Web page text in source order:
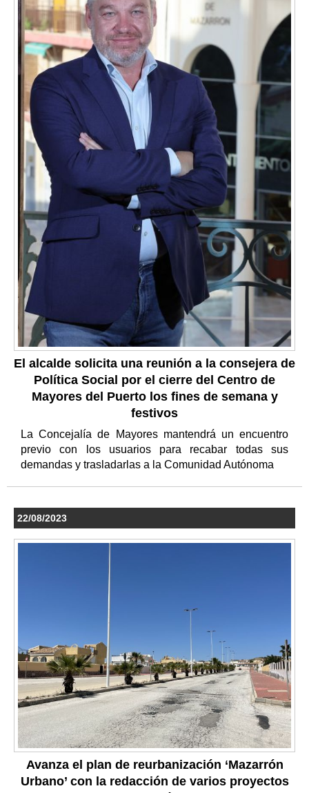
El alcalde solicita una reunión a la consejera de
Política Social por el cierre del Centro de
Mayores del Puerto los fines de semana y
festivos
La Concejalía de Mayores mantendrá un encuentro
previo con los usuarios para recabar todas sus
demandas y trasladarlas a la Comunidad Autónoma
22/08/2023
Avanza el plan de reurbanización ‘Mazarrón
Urbano’ con la redacción de varios proyectos